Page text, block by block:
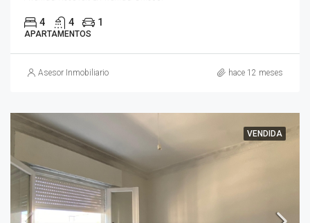
4 4 1
APARTAMENTOS
Asesor Inmobiliario hace 12 meses
VENDIDA